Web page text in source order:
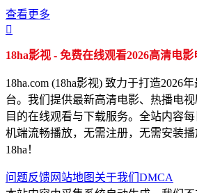
查看更多

18ha影视 - 免费在线观看2026高清电影
18ha.com (18ha影视) 致力于打造2026
台。我们提供最新高清电影、热播电
目的在线观看与下载服务。全站内容
机端流畅播放，无需注册，无需安装
18ha！
问题反馈网站地图 关于我们 DMCA